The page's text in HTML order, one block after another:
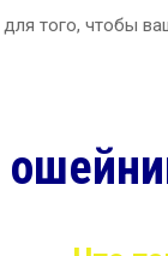
того, чтобы